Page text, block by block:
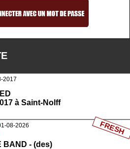
2017
à Saint-Nolff
08-2026
BAND - (des)
FRESH